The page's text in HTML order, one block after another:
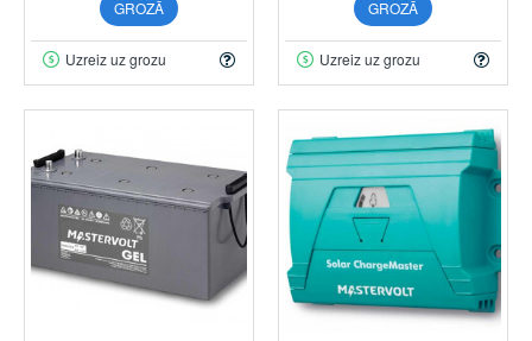
GROZĀ
Uzreiz uz grozu
GROZĀ
Uzreiz uz grozu